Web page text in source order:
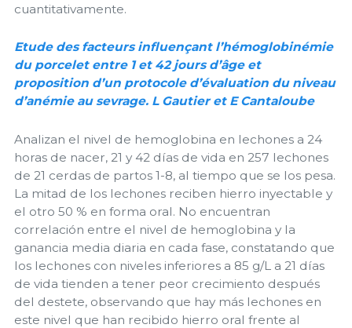
cuantitativamente.
Etude des facteurs influençant l’hémoglobinémie
du porcelet entre 1 et 42 jours d’âge et
proposition d’un protocole d’évaluation du niveau
d’anémie au sevrage. L Gautier et E Cantaloube
Analizan el nivel de hemoglobina en lechones a 24
horas de nacer, 21 y 42 días de vida en 257 lechones
de 21 cerdas de partos 1-8, al tiempo que se los pesa.
La mitad de los lechones reciben hierro inyectable y
el otro 50 % en forma oral. No encuentran
correlación entre el nivel de hemoglobina y la
ganancia media diaria en cada fase, constatando que
los lechones con niveles inferiores a 85 g/L a 21 días
de vida tienden a tener peor crecimiento después
del destete, observando que hay más lechones en
este nivel que han recibido hierro oral frente al